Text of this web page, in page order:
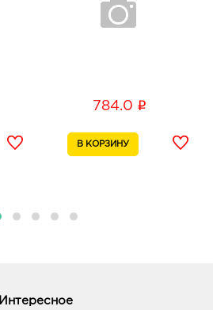
784.0 i
Интересное